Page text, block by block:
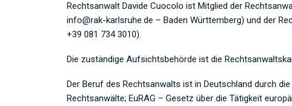
Rechtsanwalt Davide Cuocolo ist Mitglied der
info@rak-karlsruhe.de – Baden Württemberg) und der
+39 081 734 3010).
Die zuständige Aufsichtsbehörde ist die
Der Beruf des Rechtsanwalts ist in Deutschland durch
Rechtsanwälte; EuRAG – Gesetz über die Tätigkeit